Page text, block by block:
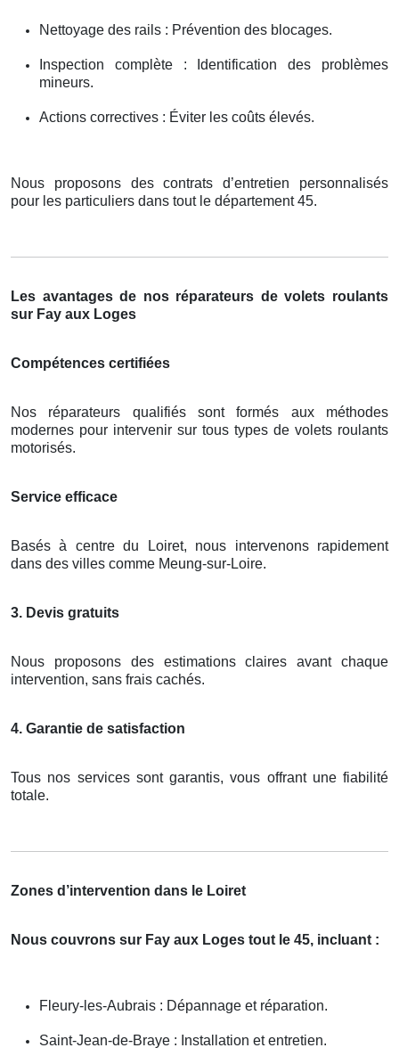
Nettoyage des rails : Prévention des blocages.
Inspection complète : Identification des problèmes
mineurs.
Actions correctives : Éviter les coûts élevés.
Nous proposons des contrats d’entretien personnalisés
pour les particuliers dans tout le département 45.
Les avantages de nos réparateurs de volets roulants
sur Fay aux Loges
Compétences certifiées
Nos réparateurs qualifiés sont formés aux méthodes
modernes pour intervenir sur tous types de volets roulants
motorisés.
Service efficace
Basés à centre du Loiret, nous intervenons rapidement
dans des villes comme Meung-sur-Loire.
3. Devis gratuits
Nous proposons des estimations claires avant chaque
intervention, sans frais cachés.
4. Garantie de satisfaction
Tous nos services sont garantis, vous offrant une fiabilité
totale.
Zones d’intervention dans le Loiret
Nous couvrons sur Fay aux Loges tout le 45, incluant :
Fleury-les-Aubrais : Dépannage et réparation.
Saint-Jean-de-Braye : Installation et entretien.